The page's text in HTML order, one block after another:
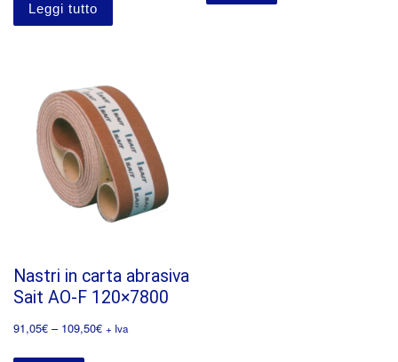
Leggi tutto
Nastri in carta abrasiva
Sait AO-F 120×7800
91,05€ – 109,50€ + Iva